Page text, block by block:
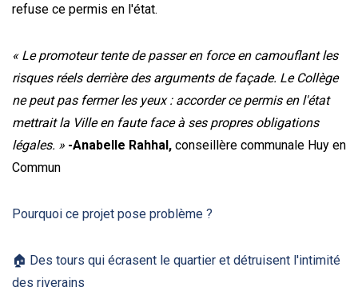
refuse ce permis en l'état.
« Le promoteur tente de passer en force en camouflant les
risques réels derrière des arguments de façade. Le Collège
ne peut pas fermer les yeux : accorder ce permis en l'état
mettrait la Ville en faute face à ses propres obligations
légales. » -Anabelle Rahhal, conseillère communale Huy en
Commun
Pourquoi ce projet pose problème ?
🏠 Des tours qui écrasent le quartier et détruisent l'intimité
des riverains